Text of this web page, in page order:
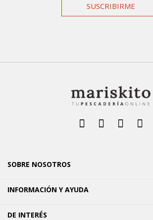
SUSCRIBIRME
SOBRE NOSOTROS
INFORMACIÓN Y AYUDA
DE INTERÉS